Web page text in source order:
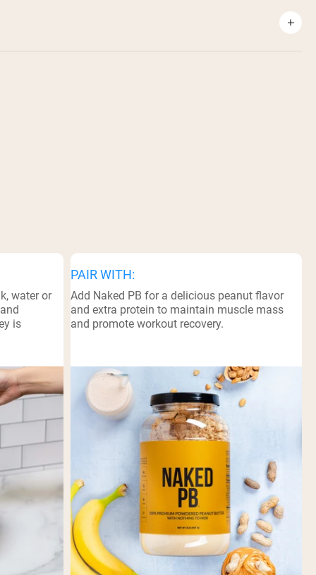
water or
is
PAIR WITH:
Add Naked PB for a delicious peanut flavor
and extra protein to maintain muscle mass
and promote workout recovery.